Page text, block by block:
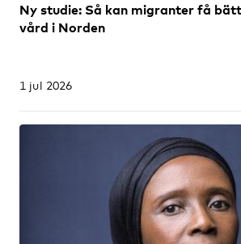
Ny studie: Så kan migranter få
vård i Norden
1 jul 2026